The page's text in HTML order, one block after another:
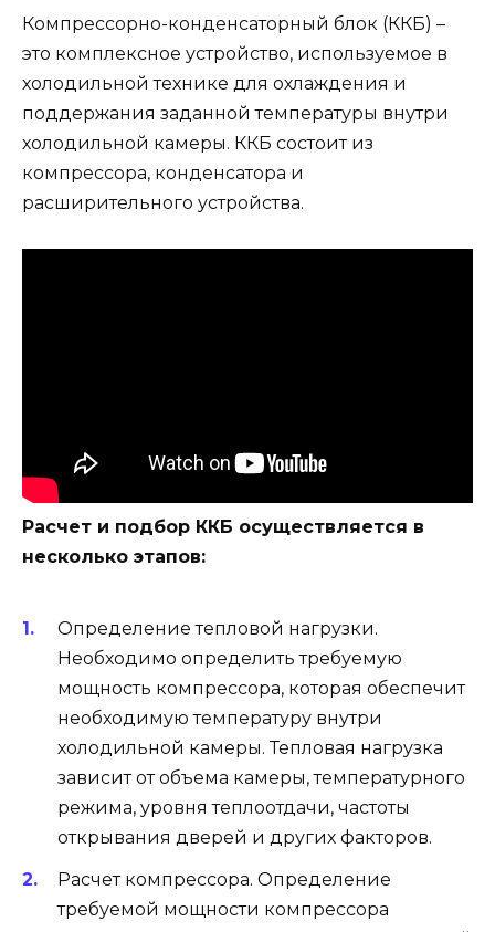
Компрессорно-конденсаторный блок (ККБ) –
это комплексное устройство, используемое в
холодильной технике для охлаждения и
поддержания заданной температуры внутри
холодильной камеры. ККБ состоит из
компрессора, конденсатора и
расширительного устройства.
Расчет и подбор ККБ осуществляется в
несколько этапов:
Определение тепловой нагрузки.
Необходимо определить требуемую
мощность компрессора, которая обеспечит
необходимую температуру внутри
холодильной камеры. Тепловая нагрузка
зависит от объема камеры, температурного
режима, уровня теплоотдачи, частоты
открывания дверей и других факторов.
Расчет компрессора. Определение
требуемой мощности компрессора